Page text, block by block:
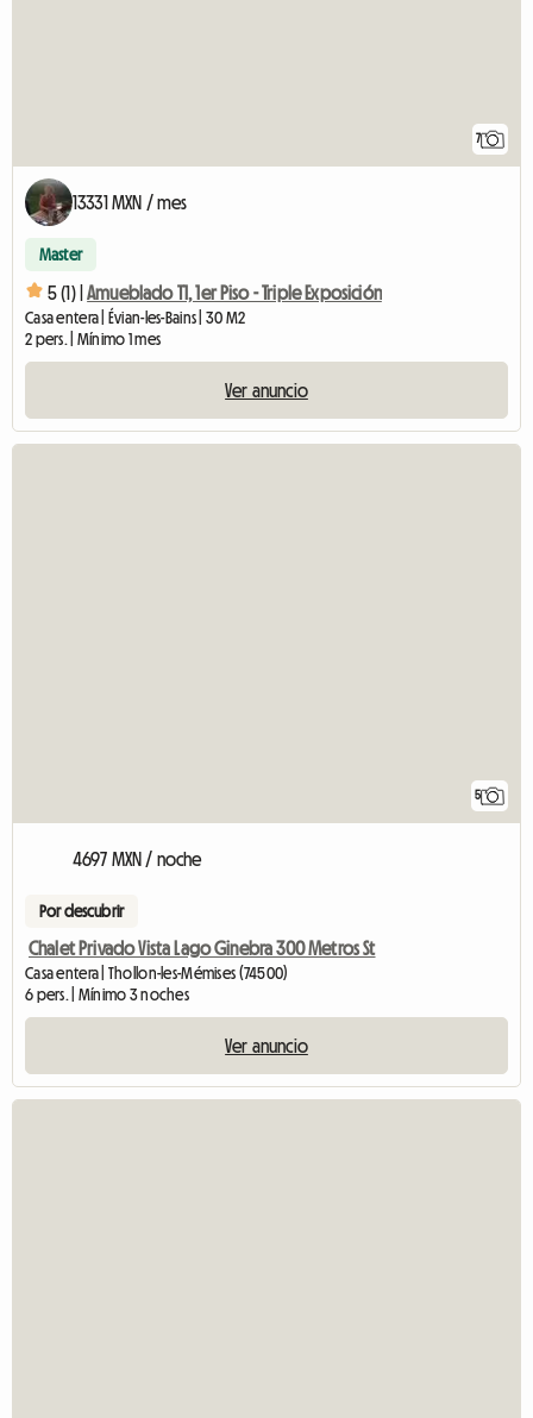
7
13331 MXN / mes
Master
5 (1) | Amueblado T1, 1er Piso - Triple Exposición
Casa entera | Évian-les-Bains | 30 M2
2 pers. | Mínimo 1 mes
Ver anuncio
5
4697 MXN / noche
Por descubrir
Chalet Privado Vista Lago Ginebra 300 Metros St
Casa entera | Thollon-les-Mémises (74500)
6 pers. | Mínimo 3 noches
Ver anuncio